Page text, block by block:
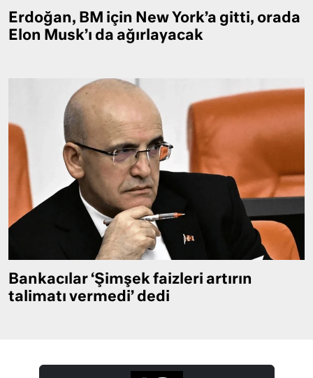
Erdoğan, BM için New York’a gitti, orada
Elon Musk’ı da ağırlayacak
Bankacılar ‘Şimşek faizleri artırın
talimatı vermedi’ dedi